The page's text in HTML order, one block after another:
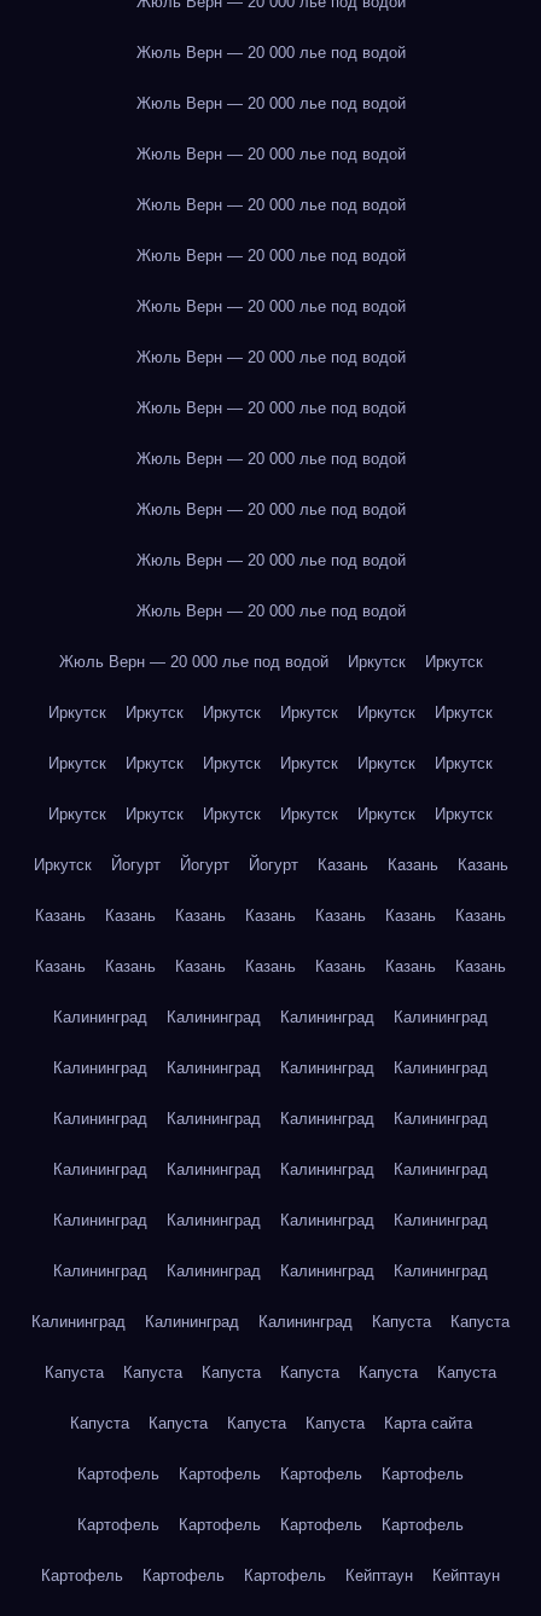
Жюль Верн — 20 000 лье под водой
Жюль Верн — 20 000 лье под водой
Жюль Верн — 20 000 лье под водой
Жюль Верн — 20 000 лье под водой
Жюль Верн — 20 000 лье под водой
Жюль Верн — 20 000 лье под водой
Жюль Верн — 20 000 лье под водой
Жюль Верн — 20 000 лье под водой
Жюль Верн — 20 000 лье под водой
Жюль Верн — 20 000 лье под водой
Жюль Верн — 20 000 лье под водой
Жюль Верн — 20 000 лье под водой
Жюль Верн — 20 000 лье под водой Иркутск Иркутск
Иркутск Иркутск Иркутск Иркутск Иркутск Иркутск
Иркутск Иркутск Иркутск Иркутск Иркутск Иркутск
Иркутск Иркутск Иркутск Иркутск Иркутск Иркутск
Иркутск Йогурт Йогурт Йогурт Казань Казань Казань
Казань Казань Казань Казань Казань Казань Казань
Казань Казань Казань Казань Казань Казань Казань
Калининград Калининград Калининград Калининград
Калининград Калининград Калининград Калининград
Калининград Калининград Калининград Калининград
Калининград Калининград Калининград Калининград
Калининград Калининград Калининград Калининград
Калининград Калининград Калининград Калининград
Калининград Калининград Калининград Капуста Капуста
Капуста Капуста Капуста Капуста Капуста Капуста
Капуста Капуста Капуста Капуста Карта сайта
Картофель Картофель Картофель Картофель
Картофель Картофель Картофель Картофель
Картофель Картофель Картофель Кейптаун Кейптаун